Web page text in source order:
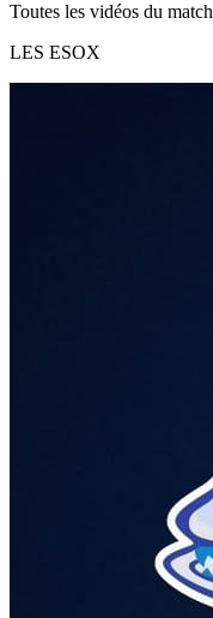
Toutes les vidéos du match
LES ESOX